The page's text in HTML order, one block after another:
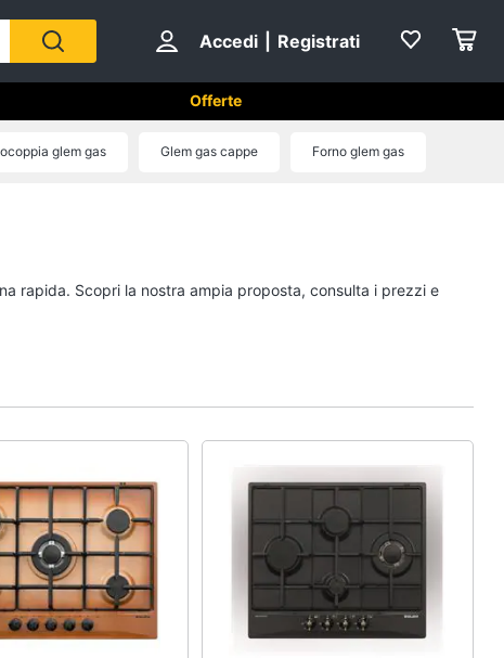
Accedi Registrati
Termoventilatore
Termoconvettore
Condizionatori fissi
Caminetto
Vedi tutti
Offerte
glem gas Glem gas cappe Forno glem gas
rapida. Scopri la nostra ampia proposta, consulta i prezzi e